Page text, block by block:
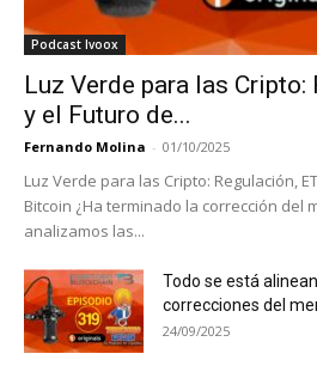
Podcast Ivoox
Luz Verde para las Cripto:
y el Futuro de...
Fernando Molina - 01/10/2025
Luz Verde para las Cripto: Regulación,
Bitcoin ¿Ha terminado la corrección del
analizamos las...
Todo se está
correcciones del
24/09/2025